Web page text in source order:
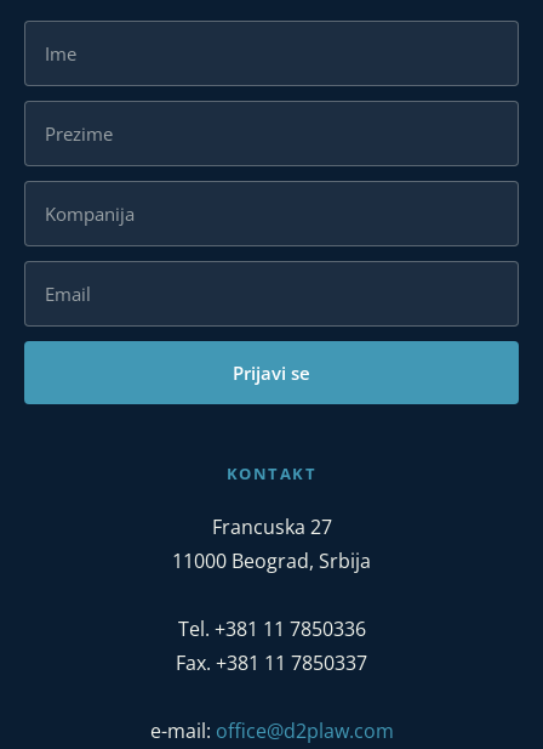
Prijavi se
KONTAKT
Francuska 27
11000 Beograd, Srbija
Tel. +381 11 7850336
Fax. +381 11 7850337
e-mail: office@d2plaw.com